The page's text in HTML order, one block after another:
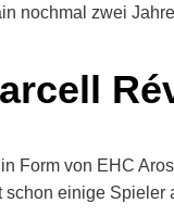
nochmal zwei
Form von EHC
einige